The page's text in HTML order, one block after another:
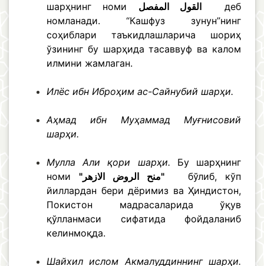
шарҳнинг номи القول المفصل деб
номланади. “Кашфуз зунун”нинг
соҳиблари таъкидлашларича шориҳ
ўзининг бу шарҳида тасаввуф ва калом
илмини жамлаган.
Илёс ибн Иброҳим ас-Сайнубий шарҳи.
Аҳмад ибн Муҳаммад Муғнисовий
шарҳи.
Мулла Али қори шарҳи. Бу шарҳнинг
номи
"منح الروض الازهر"
бўлиб, кўп
йиллардан бери дёримиз ва Ҳиндистон,
Покистон мадрасаларида ўқув
қўлланмаси сифатида фойдаланиб
келинмоқда.
Шайхил ислом Акмалуддиннинг шарҳи.